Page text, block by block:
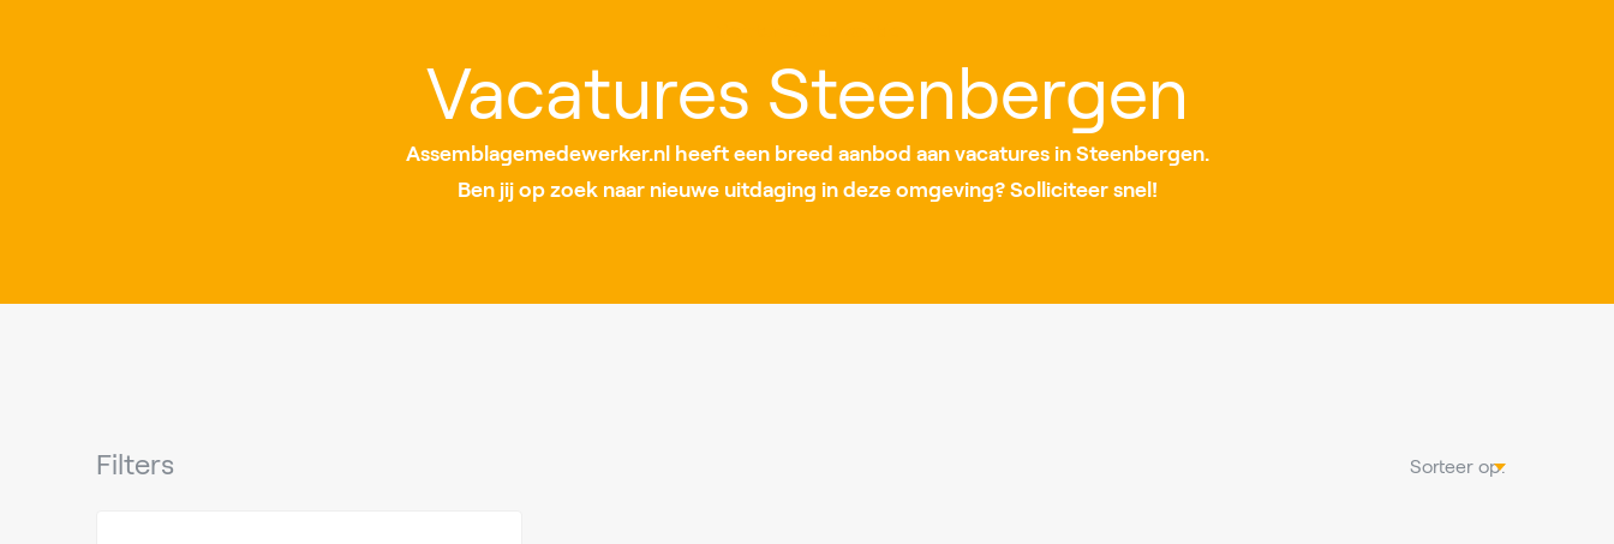
Roosendaal Nieuwegein
Vacatures Steenbergen
Assemblagemedewerker.nl heeft een breed aanbod aan vacatures in Steenbergen.
Ben jij op zoek naar nieuwe uitdaging in deze omgeving? Solliciteer snel!
Filters Sorteer op: